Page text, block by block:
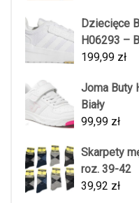
Dziecięce
H06293 –
199,99 zł
Joma Buty
Biały
99,99 zł
Skarpety
roz. 39-42
39,92 zł